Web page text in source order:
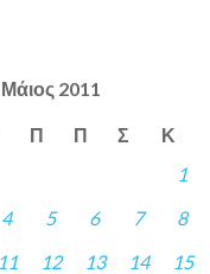
Μάιος 2011
Π Π Σ Κ
1
4 5 6 7
8
11 12 13 14
15